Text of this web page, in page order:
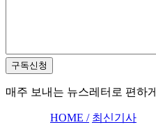
구독신청
매주 보내는 뉴스레터로 편하
HOME / 최신기사